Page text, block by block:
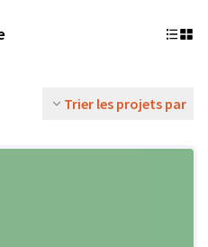
Trier les projets par